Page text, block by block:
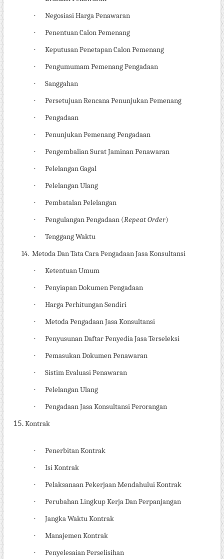
· Negosiasi Harga Penawaran
· Penentuan Calon Pemenang
· Keputusan Penetapan Calon Pemenang
· Pengumumam Pemenang Pengadaan
· Sanggahan
· Persetujuan Rencana Penunjukan Pemenang
· Pengadaan
· Penunjukan Pemenang Pengadaan
· Pengembalian Surat Jaminan Penawaran
· Pelelangan Gagal
· Pelelangan Ulang
· Pembatalan Pelelangan
· Pengulangan Pengadaan (Repeat Order)
·
Tenggang Waktu
14. Metoda Dan Tata Cara Pengadaan JasaKonsultansi
· Ketentuan Umum
· Penyiapan Dokumen Pengadaan
· Harga Perhitungan Sendiri
· Metoda Pengadaan Jasa Konsultansi
· Penyusunan Daftar Penyedia Jasa Terseleksi
· Pemasukan Dokumen Penawaran
· Sistim Evaluasi Penawaran
· Pelelangan Ulang
·
Pengadaan Jasa Konsultansi Perorangan
Kontrak
· Penerbitan Kontrak
· Isi Kontrak
· Pelaksanaan Pekerjaan Mendahului Kontrak
· Perubahan Lingkup Kerja Dan Perpanjangan
· Jangka Waktu Kontrak
· Manajemen Kontrak
· Penyelesaian Perselisihan